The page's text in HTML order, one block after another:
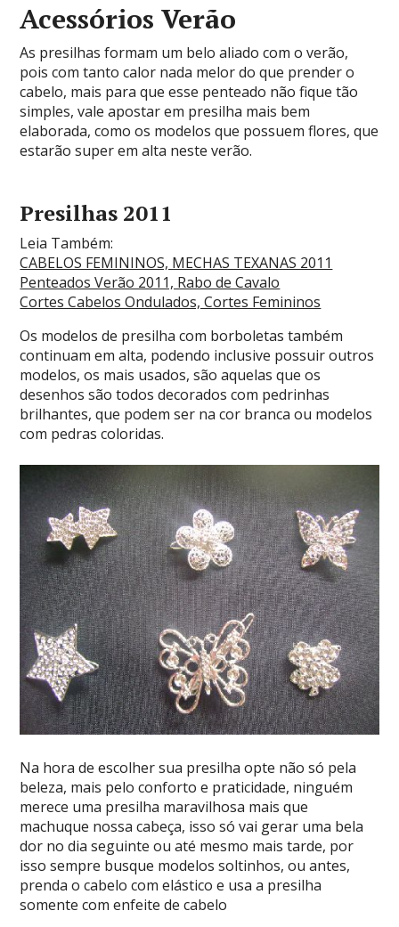
Acessórios Verão
As presilhas formam um belo aliado com o verão,
pois com tanto calor nada melor do que prender o
cabelo, mais para que esse penteado não fique tão
simples, vale apostar em presilha mais bem
elaborada, como os modelos que possuem flores, que
estarão super em alta neste verão.
Presilhas 2011
Leia Também:
CABELOS FEMININOS, MECHAS TEXANAS 2011
Penteados Verão 2011, Rabo de Cavalo
Cortes Cabelos Ondulados, Cortes Femininos
Os modelos de presilha com borboletas também
continuam em alta, podendo inclusive possuir outros
modelos, os mais usados, são aquelas que os
desenhos são todos decorados com pedrinhas
brilhantes, que podem ser na cor branca ou modelos
com pedras coloridas.
Na hora de escolher sua presilha opte não só pela
beleza, mais pelo conforto e praticidade, ninguém
merece uma presilha maravilhosa mais que
machuque nossa cabeça, isso só vai gerar uma bela
dor no dia seguinte ou até mesmo mais tarde, por
isso sempre busque modelos soltinhos, ou antes,
prenda o cabelo com elástico e usa a presilha
somente com enfeite de cabelo